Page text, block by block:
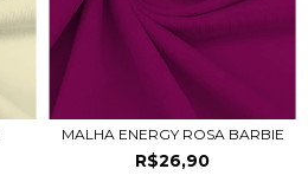
MALHA ENERGY ROSA BARBIE
R$26,90